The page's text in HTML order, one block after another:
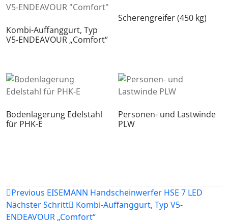
Kombi-Auffanggurt, Typ
V5-ENDEAVOUR „Comfort“
Scherengreifer (450 kg)
Bodenlagerung Edelstahl
für PHK-E
Personen- und Lastwinde
PLW
Beitragsnavigation
Previous EISEMANN Handscheinwerfer HSE 7 LED
Nächster Schritt
Kombi-Auffanggurt, Typ V5-
ENDEAVOUR „Comfort“